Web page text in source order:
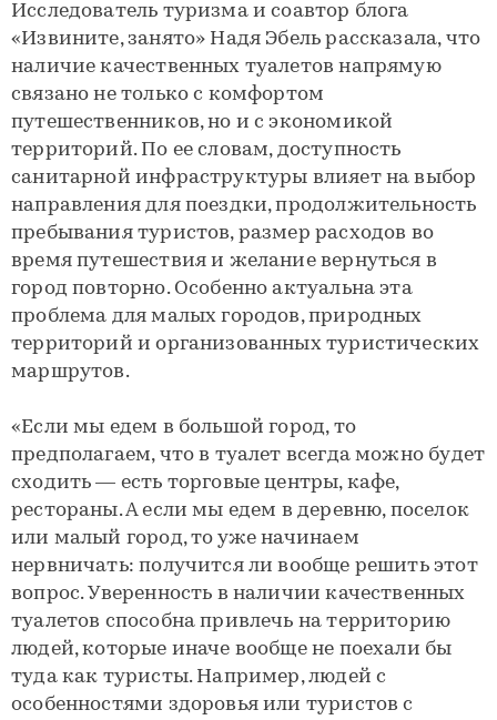
Исследователь туризма и соавтор блога
«Извините, занято» Надя Эбель рассказала, что
наличие качественных туалетов напрямую
связано не только с комфортом
путешественников, но и с экономикой
территорий. По ее словам, доступность
санитарной инфраструктуры влияет на выбор
направления для поездки, продолжительность
пребывания туристов, размер расходов во
время путешествия и желание вернуться в
город повторно. Особенно актуальна эта
проблема для малых городов, природных
территорий и организованных туристических
маршрутов.
«Если мы едем в большой город, то
предполагаем, что в туалет всегда можно будет
сходить — есть торговые центры, кафе,
рестораны. А если мы едем в деревню, поселок
или малый город, то уже начинаем
нервничать: получится ли вообще решить этот
вопрос. Уверенность в наличии качественных
туалетов способна привлечь на территорию
людей, которые иначе вообще не поехали бы
туда как туристы. Например, людей с
особенностями здоровья или туристов с